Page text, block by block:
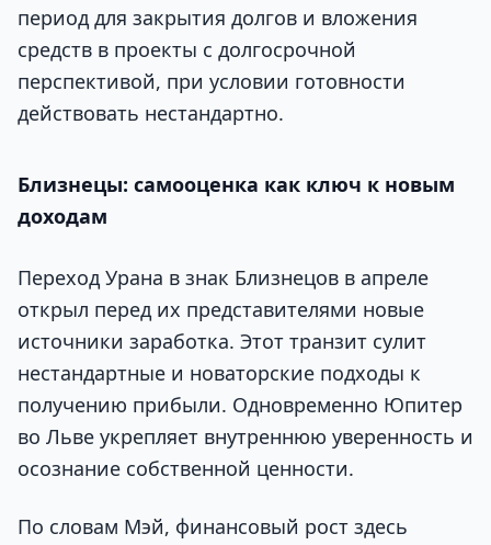
период для закрытия долгов и вложения
средств в проекты с долгосрочной
перспективой, при условии готовности
действовать нестандартно.
Близнецы: самооценка как ключ к новым
доходам
Переход Урана в знак Близнецов в апреле
открыл перед их представителями новые
источники заработка. Этот транзит сулит
нестандартные и новаторские подходы к
получению прибыли. Одновременно Юпитер
во Льве укрепляет внутреннюю уверенность и
осознание собственной ценности.
По словам Мэй, финансовый рост здесь